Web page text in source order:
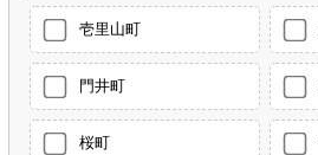
壱里山町
門井町
桜町